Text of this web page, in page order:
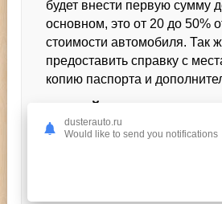
будет внести первую сумму
основном, это от 20 до 50%
стоимости автомобиля. Так
предоставить справку с
копию паспорта и
легко подобрать надежный
dusterauto.ru
Would like to send you notifications